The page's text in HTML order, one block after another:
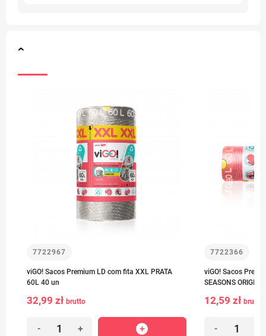
7722967
viGO! Sacos Premium LD com fita XXL PRATA
60L 40 un
32,99 zł brutto
- +
7722366
viGO! Sacos
SEASONS
12,59 zł brutto
-